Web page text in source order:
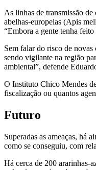
As linhas de transmissão
abelhas-europeias (Apis
“Embora a gente tenha
Sem falar do risco de novas
sendo vigilante na região
ambiental”, defende
O Instituto Chico Mendes
fiscalização ou quantos
Futuro
Superadas as ameaças, há
como se conseguiu, com
Há cerca de 200 ararinhas-